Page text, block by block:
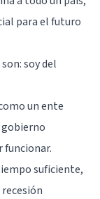
para el futuro
soy del
un ente
funcionar.
suficiente,